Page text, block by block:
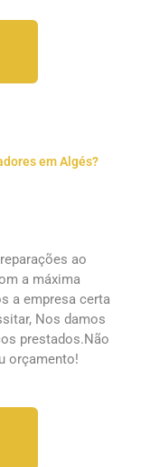
em Algés?
reparações ao
a máxima
a empresa certa
Nos damos
prestados.Não
orçamento!